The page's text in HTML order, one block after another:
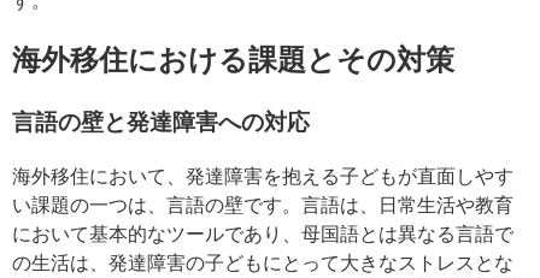
海外移住における課題とその対策
言語の壁と発達障害への対応
海外移住において、発達障害を抱える子どもが直面しやす
い課題の一つは、言語の壁です。言語は、日常生活や教育
において基本的なツールであり、母国語とは異なる言語で
の生活は、発達障害の子どもにとって大きなストレスとな